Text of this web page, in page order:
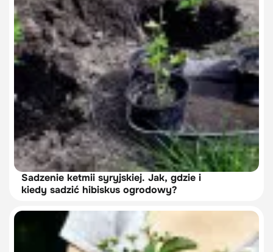
Sadzenie ketmii syryjskiej. Jak, gdzie i
kiedy sadzić hibiskus ogrodowy?